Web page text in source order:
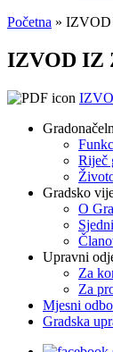
Početna » IZVOD
IZVOD IZ
Riječ
Gradsko
O
Upravni
Za
Za
Mjesni
Gradska